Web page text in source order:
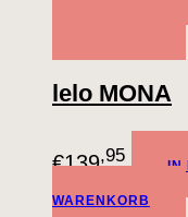
lelo MONA
€139,95 IN
WARENKORB